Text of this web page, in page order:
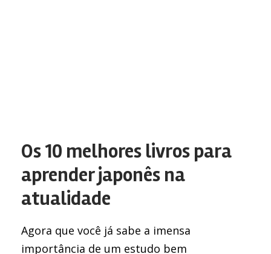
Os 10 melhores livros para
aprender japonês na
atualidade
Agora que você já sabe a imensa
importância de um estudo bem